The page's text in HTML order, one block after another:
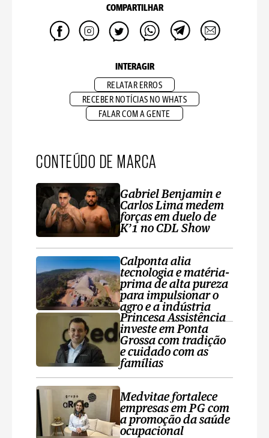
COMPARTILHAR
INTERAGIR
RELATAR ERROS
RECEBER NOTÍCIAS NO WHATS
FALAR COM A GENTE
CONTEÚDO DE MARCA
Gabriel Benjamin e
Carlos Lima medem
forças em duelo de
K’1 no CDL Show
Calponta alia
tecnologia e matéria-
prima de alta pureza
para impulsionar o
agro e a indústria
Princesa Assistência
investe em Ponta
Grossa com tradição
e cuidado com as
famílias
Medvitae fortalece
empresas em PG com
a promoção da saúde
ocupacional